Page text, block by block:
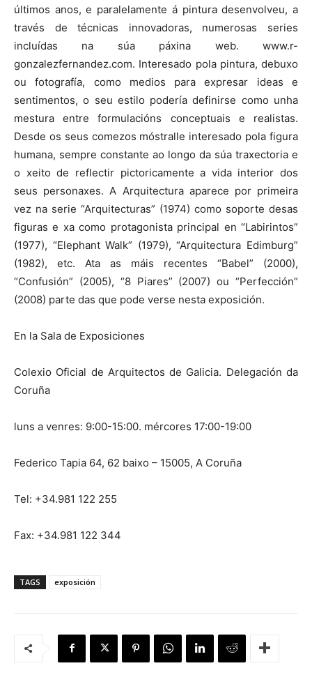
últimos anos, e paralelamente á pintura desenvolveu, a
través de técnicas innovadoras, numerosas series
incluídas na súa páxina web. www.r-
gonzalezfernandez.com. Interesado pola pintura, debuxo
ou fotografía, como medios para expresar ideas e
sentimentos, o seu estilo podería definirse como unha
mestura entre formulacións conceptuais e realistas.
Desde os seus comezos móstralle interesado pola figura
humana, sempre constante ao longo da súa traxectoria e
o xeito de reflectir pictoricamente a vida interior dos
seus personaxes. A Arquitectura aparece por primeira
vez na serie “Arquitecturas” (1974) como soporte desas
figuras e xa como protagonista principal en “Labirintos”
(1977), “Elephant Walk” (1979), “Arquitectura Edimburg”
(1982), etc. Ata as máis recentes “Babel” (2000),
“Confusión” (2005), “8 Piares” (2007) ou “Perfección”
(2008) parte das que pode verse nesta exposición.
En la Sala de Exposiciones
Colexio Oficial de Arquitectos de Galicia. Delegación da
Coruña
luns a venres: 9:00-15:00. mércores 17:00-19:00
Federico Tapia 64, 62 baixo – 15005, A Coruña
Tel: +34.981 122 255
Fax: +34.981 122 344
TAGS exposición